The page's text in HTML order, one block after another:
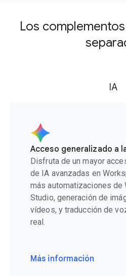
Los
IA
Acceso generalizado a
Disfruta de un mayor
de IA avanzadas en
más automatizaciones de
Studio, generación de
vídeos, y traducción de
real.
Más información